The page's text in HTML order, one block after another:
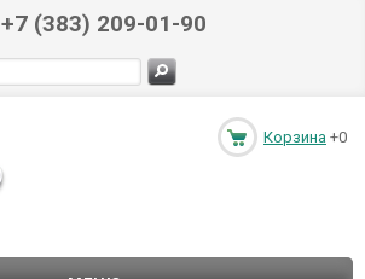
+7 (383) 209-01-90
Корзина +0